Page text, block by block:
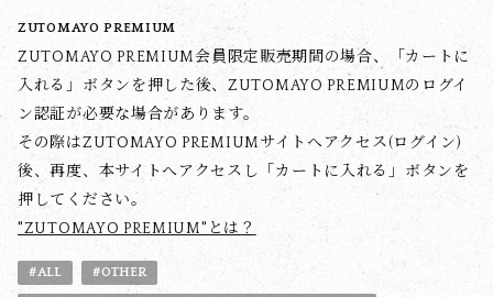
ZUTOMAYO PREMIUM
ZUTOMAYO PREMIUM会員限定販売期間の場合、「カートに
入れる」ボタンを押した後、ZUTOMAYO PREMIUMのログイ
ン認証が必要な場合があります。
その際はZUTOMAYO PREMIUMサイトへアクセス(ログイン)
後、再度、本サイトへアクセスし「カートに入れる」ボタンを
押してください。
"ZUTOMAYO PREMIUM"とは？
#ALL #OTHER